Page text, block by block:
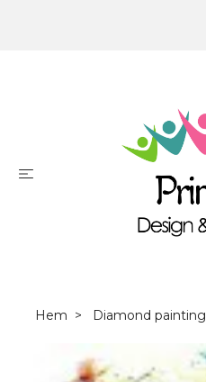
Hem Diamond painting